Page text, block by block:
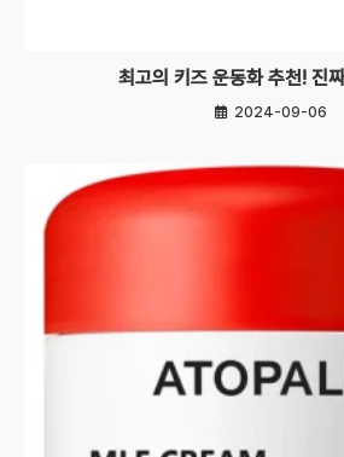
최고의 키즈 운동화 추천! 진
2024-09-06